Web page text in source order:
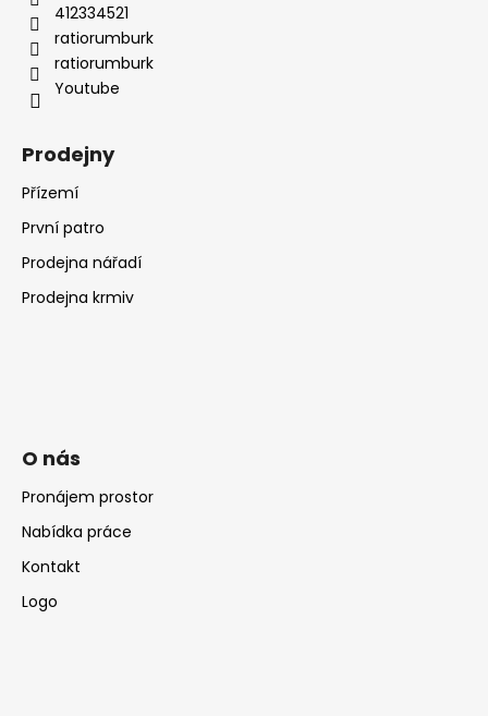
412334521
ratiorumburk
ratiorumburk
Youtube
Prodejny
Přízemí
První patro
Prodejna nářadí
Prodejna krmiv
O nás
Pronájem prostor
Nabídka práce
Kontakt
Logo